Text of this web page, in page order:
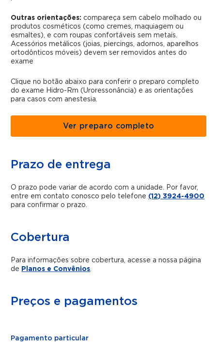
Outras orientações: compareça sem cabelo molhado ou
produtos cosméticos (como cremes, maquiagem ou
esmaltes), e com roupas confortáveis sem metais.
Acessórios metálicos (joias, piercings, adornos, aparelhos
ortodônticos móveis) devem ser removidos antes do
exame
Clique no botão abaixo para conferir o preparo completo
do exame Hidro-Rm (Uroressonância) e as orientações
para casos com anestesia.
Ver preparo completo
Prazo de entrega
O prazo pode variar de acordo com a unidade. Por favor,
entre em contato conosco pelo telefone (12) 3924-4900
para confirmar o prazo.
Cobertura
Para informações sobre cobertura, acesse a nossa página
de Planos e Convênios.
Preços e pagamentos
Pagamento particular